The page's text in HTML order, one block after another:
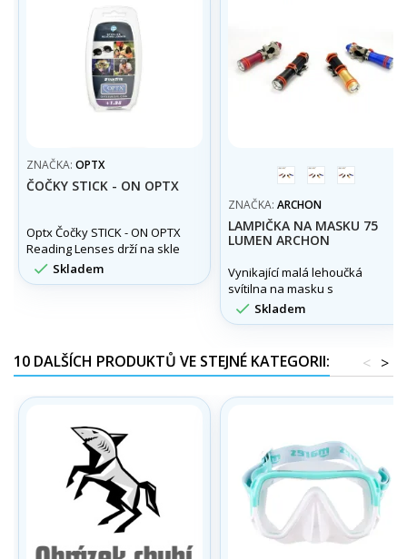
ZNAČKA: OPTX
ČOČKY STICK - ON OPTX
Optx Čočky STICK - ON OPTX
Reading Lenses drží na skle
vlastní adhezí. Možno použít
i do potápěčských masek,
 Skladem
červenámodráblack
ZNAČKA: ARCHON
LAMPIČKA NA MASKU 75
LUMEN ARCHON
Vynikající malá lehoučká
svítilna na masku s
výkonem 75 lumen a
úchytem na řemínek masky.
 Skladem
10 DALŠÍCH PRODUKTŮ VE STEJNÉ KATEGORII: >
<